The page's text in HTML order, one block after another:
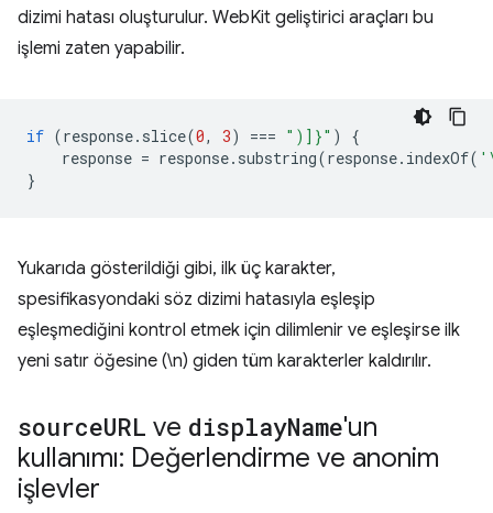
dizimi hatası oluşturulur. WebKit geliştirici araçları bu
işlemi zaten yapabilir.
if (response. slice(0, 3) === ")]}" )
{
response = response. substring(response. indexOf(
}
Yukarıda gösterildiği gibi, ilk üç karakter,
spesifikasyondaki söz dizimi hatasıyla eşleşip
eşleşmediğini kontrol etmek için dilimlenir ve eşleşirse ilk
yeni satır öğesine (\n) giden tüm karakterler kaldırılır.
sourceURL ve displayName'un
kullanımı: Değerlendirme ve anonim
işlevler